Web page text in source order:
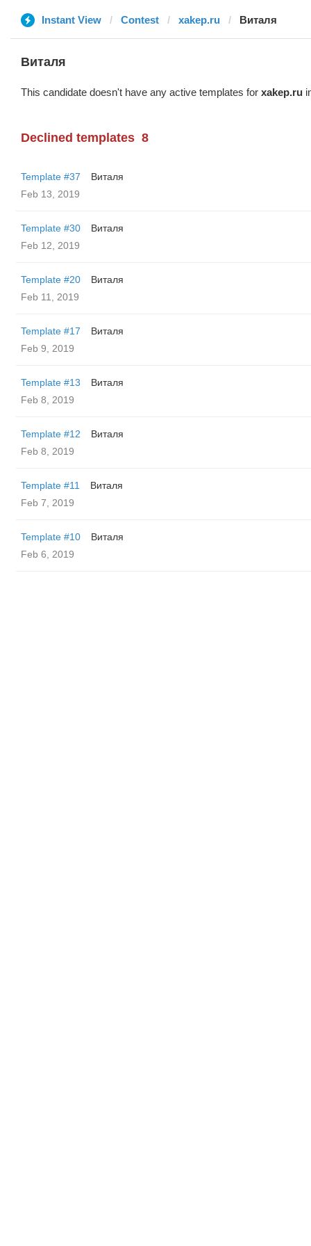
Instant View Contest xakep.ru Виталя
Виталя
This candidate doesn't have any active templates for xakep.ru
Declined templates 8
Template #37
Виталя
Feb 13, 2019
Template #30
Виталя
Feb 12, 2019
Template #20
Виталя
Feb 11, 2019
Template #17
Виталя
Feb 9, 2019
Template #13
Виталя
Feb 8, 2019
Template #12
Виталя
Feb 8, 2019
Template #11
Виталя
Feb 7, 2019
Template #10
Виталя
Feb 6, 2019